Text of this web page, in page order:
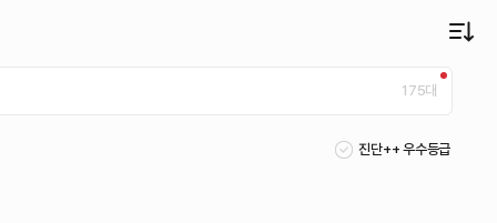
175대
진단++ 우수등급